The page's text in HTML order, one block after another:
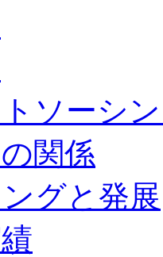
ソーシ
関係
グと発展